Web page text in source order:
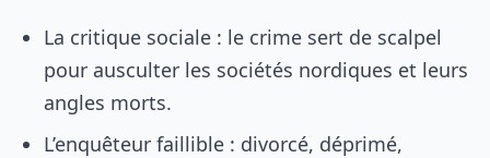
La critique sociale : le crime sert de scalpel
pour ausculter les sociétés nordiques et leurs
angles morts.
L’enquêteur faillible : divorcé, déprimé,